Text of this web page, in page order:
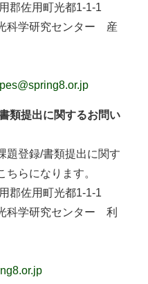
佐用町光都1-1-1
学研究センター 産
類提出に関するお問い
題登録/書類提出に関す
らになります。
佐用町光都1-1-1
学研究センター 利